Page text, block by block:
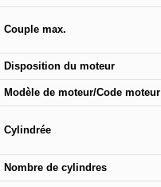
Couple max.
Disposition du moteur
Modèle de moteur/Code moteur
Cylindrée
Nombre de cylindres